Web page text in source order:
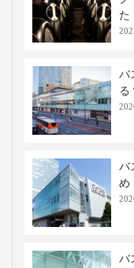
た
バ
る
バ
め
バ